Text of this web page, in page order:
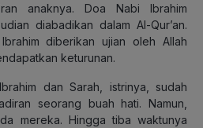
anaknya. Doa Nabi Ibrahim
diabadikan dalam Al-Qur’an.
diberikan ujian oleh Allah
keturunan.
dan Sarah, istrinya, sudah
seorang buah hati. Namun,
mereka. Hingga tiba waktunya